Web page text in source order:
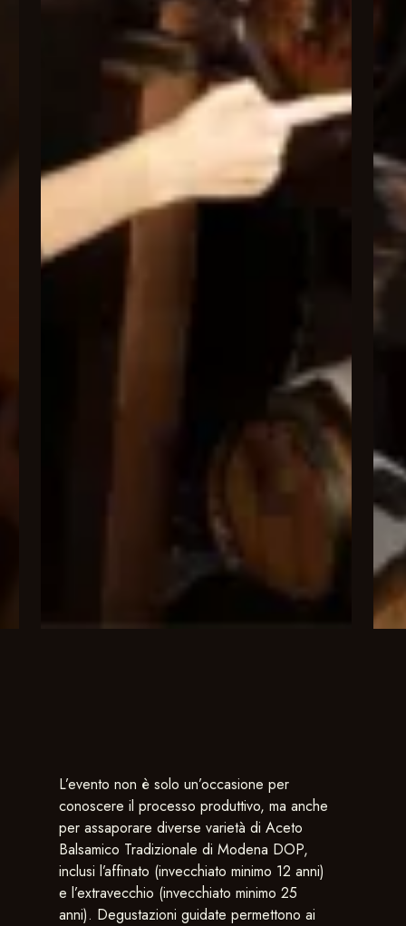
L’evento non è solo un’occasione per
conoscere il processo produttivo, ma anche
per assaporare diverse varietà di Aceto
Balsamico Tradizionale di Modena DOP,
inclusi l’affinato (invecchiato minimo 12 anni)
e l’extravecchio (invecchiato minimo 25
anni). Degustazioni guidate permettono ai